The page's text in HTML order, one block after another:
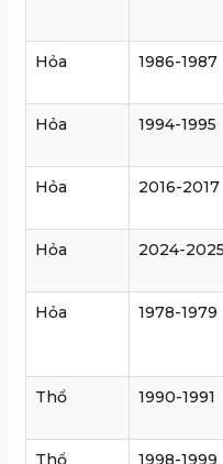
Hỏa 1986-1987
Hỏa 1994-1995
Hỏa 2016-2017
Hỏa 2024-2025
Hỏa 1978-1979
Thổ 1990-1991
Thổ 1998-1999